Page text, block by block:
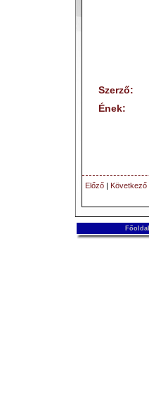
Szerző:
Ének:
Előző | Következő
Főoldal